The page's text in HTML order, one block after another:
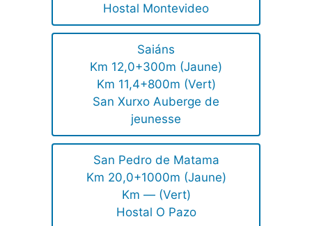
Hostal Montevideo
Saiáns
Km 12,0+300m (Jaune)
Km 11,4+800m (Vert)
San Xurxo Auberge de
jeunesse
San Pedro de Matama
Km 20,0+1000m (Jaune)
Km — (Vert)
Hostal O Pazo